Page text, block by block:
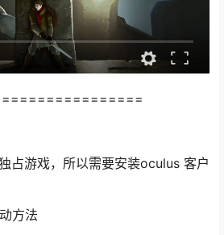
占游戏，所以需要安装oculus 客户
方法